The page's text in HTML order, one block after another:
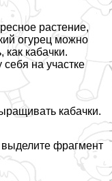
растение,
огурец можно
кабачки.
себя на участке
кабачки.
фрагмент